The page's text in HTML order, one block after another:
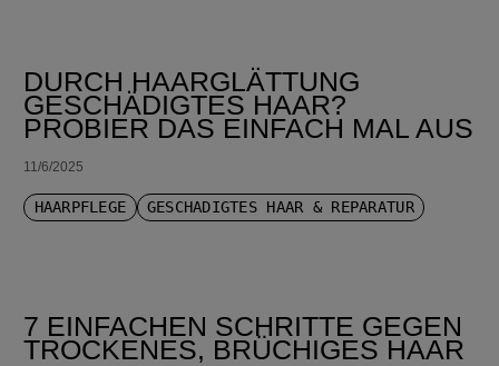
DURCH HAARGLÄTTUNG
GESCHÄDIGTES HAAR?
PROBIER DAS EINFACH MAL AUS
11/6/2025
HAARPFLEGE GESCHÄDIGTES HAAR & REPARATUR
7 EINFACHEN SCHRITTE GEGEN
TROCKENES, BRÜCHIGES HAAR